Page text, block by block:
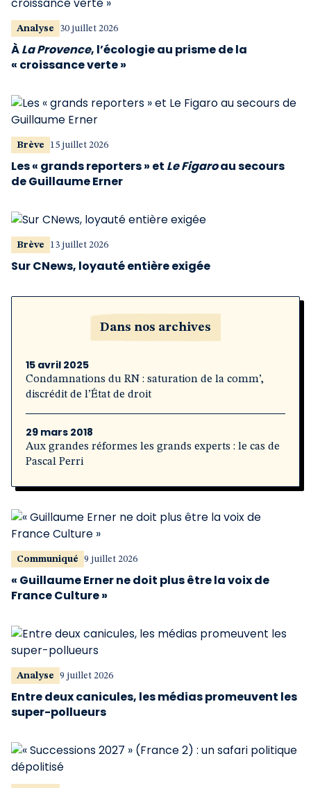
Analyse 30 juillet 2026
ÀLa Provence, l’écologie au prisme de la
« croissance verte »
Brève 15 juillet 2026
Les « grands reporters » et Le Figaroau secours
de Guillaume Erner
Brève 13 juillet 2026
Sur CNews, loyauté entière exigée
Dans nos archives
15 avril 2025
Condamnations du RN : saturation de la comm’,
discrédit de l’État de droit
29 mars 2018
Aux grandes réformes les grands experts : le cas de
Pascal Perri
Communiqué 9 juillet 2026
« Guillaume Erner ne doit plus être la voix de
France Culture »
Analyse 9 juillet 2026
Entre deux canicules, les médias promeuvent les
super-pollueurs